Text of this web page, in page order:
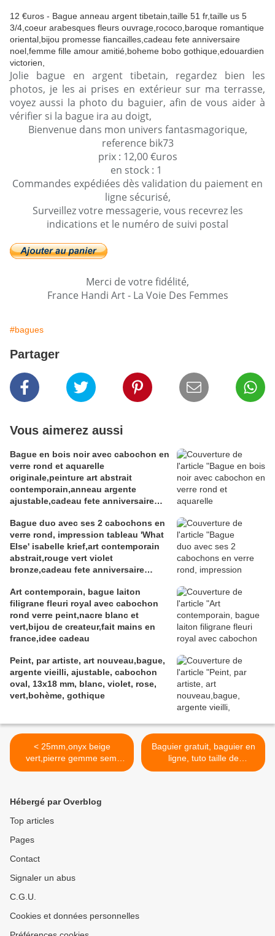
12 €uros - Bague anneau argent tibetain,taille 51 fr,taille us 5
3/4,coeur arabesques fleurs ouvrage,rococo,baroque romantique
oriental,bijou promesse fiancailles,cadeau fete anniversaire
noel,femme fille amour amitié,boheme bobo gothique,edouardien
victorien,
Jolie bague en argent tibetain, regardez bien les
photos, je les ai prises en extérieur sur ma terrasse,
voyez aussi la photo du baguier, afin de vous aider à
vérifier si la bague ira au doigt,
Bienvenue dans mon univers fantasmagorique,
reference bik73
prix : 12,00 €uros
en stock : 1
Commandes expédiées dès validation du paiement en
ligne sécurisé,
Surveillez votre messagerie, vous recevrez les
indications et le numéro de suivi postal
Merci de votre fidélité,
France Handi Art - La Voie Des Femmes
#bagues
Partager
Vous aimerez aussi
Bague en bois noir avec cabochon en
verre rond et aquarelle
originale,peinture art abstrait
contemporain,anneau argente
ajustable,cadeau fete anniversaire
Bague duo avec ses 2 cabochons en
verre rond, impression tableau 'What
Else' isabelle krief,art contemporain
abstrait,rouge vert violet
bronze,cadeau fete anniversaire
Art contemporain, bague laiton
filigrane fleuri royal avec cabochon
rond verre peint,nacre blanc et
vert,bijou de createur,fait mains en
france,idee cadeau
Peint, par artiste, art nouveau,bague,
argente vieilli, ajustable, cabochon
oval, 13x18 mm, blanc, violet, rose,
vert,bohème, gothique
< 25mm,onyx beige
vert,pierre gemme semi
precieuse,cabochon rond
accessoire scrap
coffret,boheme
Baguier gratuit, baguier en
ligne, tuto taille de
bague,fourniture bricolage
Hébergé par Overblog
Top articles
Pages
Contact
Signaler un abus
C.G.U.
Cookies et données personnelles